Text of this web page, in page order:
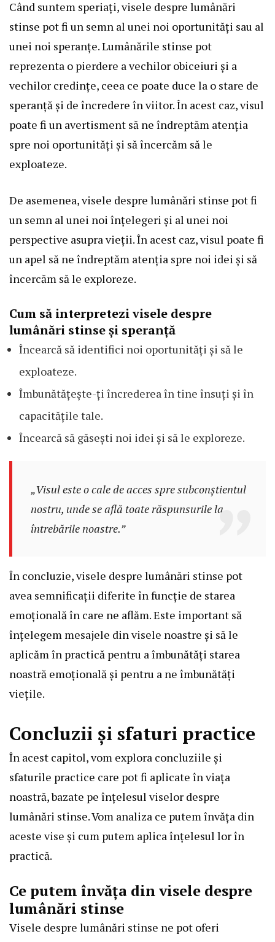
Când suntem speriați, visele despre lumânări
stinse pot fi un semn al unei noi oportunități sau al
unei noi speranțe. Lumânările stinse pot
reprezenta o pierdere a vechilor obiceiuri și a
vechilor credințe, ceea ce poate duce la o stare de
speranță și de încredere în viitor. În acest caz, visul
poate fi un avertisment să ne îndreptăm atenția
spre noi oportunități și să încercăm să le
exploateze.
De asemenea, visele despre lumânări stinse pot fi
un semn al unei noi înțelegeri și al unei noi
perspective asupra vieții. În acest caz, visul poate fi
un apel să ne îndreptăm atenția spre noi idei și să
încercăm să le exploreze.
Cum să interpretezi visele despre
lumânări stinse și speranță
Încearcă să identifici noi oportunități și să le
exploateze.
Îmbunătățește-ți încrederea în tine însuți și în
capacitățile tale.
Încearcă să găsești noi idei și să le exploreze.
„Visul este o cale de acces spre subconștientul
nostru, unde se află toate răspunsurile la
întrebările noastre.”
În concluzie, visele despre lumânări stinse pot
avea semnificații diferite în funcție de starea
emoțională în care ne aflăm. Este important să
înțelegem mesajele din visele noastre și să le
aplicăm în practică pentru a îmbunătăți starea
noastră emoțională și pentru a ne îmbunătăți
viețile.
Concluzii și sfaturi practice
În acest capitol, vom explora concluziile și
sfaturile practice care pot fi aplicate în viața
noastră, bazate pe înțelesul viselor despre
lumânări stinse. Vom analiza ce putem învăța din
aceste vise și cum putem aplica înțelesul lor în
practică.
Ce putem învăța din visele despre
lumânări stinse
Visele despre lumânări stinse ne pot oferi